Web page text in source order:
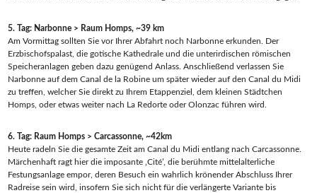
5. Tag: Narbonne > Raum Homps, ~39 km
Am Vormittag sollten Sie vor Ihrer Abfahrt noch Narbonne erkunden. Der
Erzbischofspalast, die gotische Kathedrale und die unterirdischen römischen
Speicheranlagen geben dazu genügend Anlass. Anschließend verlassen Sie
Narbonne auf dem Canal de la Robine um später wieder auf den Canal du Midi
zu treffen, welcher Sie direkt zu Ihrem Etappenziel, dem kleinen Städtchen
Homps, oder etwas weiter nach La Redorte oder Olonzac führen wird.
6. Tag: Raum Homps > Carcassonne, ~42km
Heute radeln Sie die gesamte Zeit am Canal du Midi entlang nach Carcassonne.
Märchenhaft ragt hier die imposante ‚Cité’, die berühmte mittelalterliche
Festungsanlage empor, deren Besuch ein wahrlich krönender Abschluss Ihrer
Radreise sein wird, insofern Sie sich nicht für die verlängerte Variante bis